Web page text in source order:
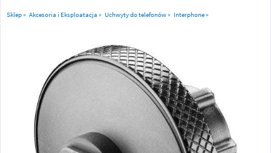
Sklep» Akcesoria i Eksploatacja » Uchwyty do telefonów» Interphone»